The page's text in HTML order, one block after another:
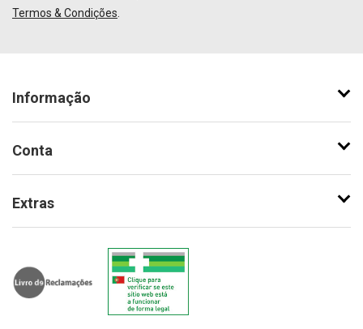
Termos & Condições
Informação
Conta
Extras